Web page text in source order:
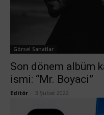
Görsel Sanatlar
Son dönem albüm
ismi: “Mr. Boyaci”
Editör 3 Şubat 2022